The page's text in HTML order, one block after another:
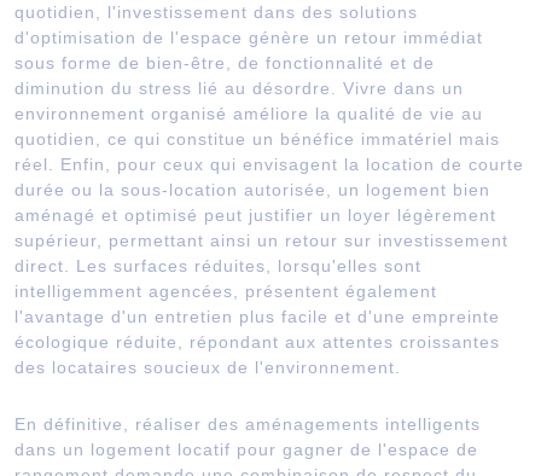
quotidien, l'investissement dans des solutions
d'optimisation de l'espace génère un retour immédiat
sous forme de bien-être, de fonctionnalité et de
diminution du stress lié au désordre. Vivre dans un
environnement organisé améliore la qualité de vie au
quotidien, ce qui constitue un bénéfice immatériel mais
réel. Enfin, pour ceux qui envisagent la location de courte
durée ou la sous-location autorisée, un logement bien
aménagé et optimisé peut justifier un loyer légèrement
supérieur, permettant ainsi un retour sur investissement
direct. Les surfaces réduites, lorsqu'elles sont
intelligemment agencées, présentent également
l'avantage d'un entretien plus facile et d'une empreinte
écologique réduite, répondant aux attentes croissantes
des locataires soucieux de l'environnement.
En définitive, réaliser des aménagements intelligents
dans un logement locatif pour gagner de l'espace de